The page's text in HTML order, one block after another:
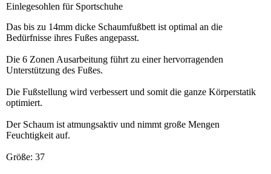
Einlegesohlen für Sportschuhe
Das bis zu 14mm dicke Schaumfußbett ist optimal an die
Bedürfnisse ihres Fußes angepasst.
Die 6 Zonen Ausarbeitung führt zu einer hervorragenden
Unterstützung des Fußes.
Die Fußstellung wird verbessert und somit die ganze Körperstatik
optimiert.
Der Schaum ist atmungsaktiv und nimmt große Mengen
Feuchtigkeit auf.
Größe: 37